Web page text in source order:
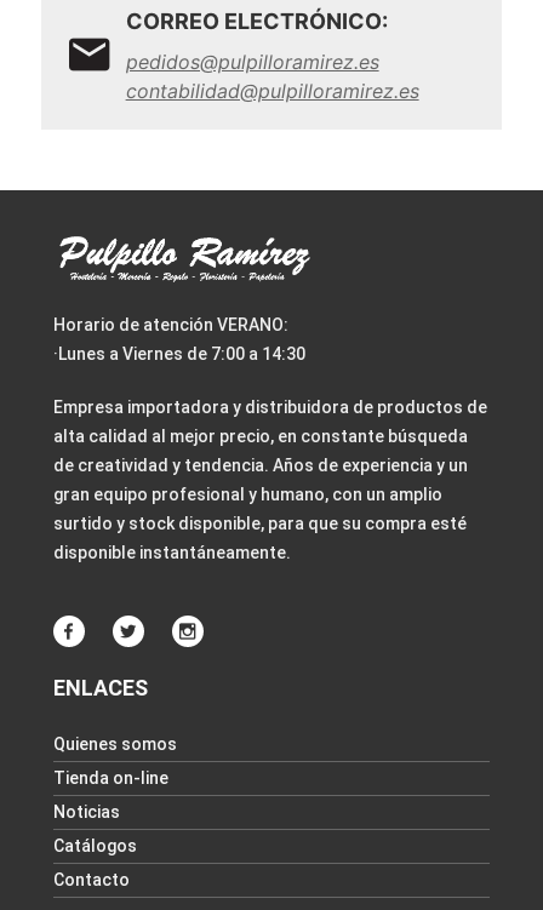
CORREO ELECTRÓNICO:
pedidos@pulpilloramirez.es
contabilidad@pulpilloramirez.es
Horario de atención VERANO:
·Lunes a Viernes de 7:00 a 14:30
Empresa importadora y distribuidora de productos de
alta calidad al mejor precio, en constante búsqueda
de creatividad y tendencia. Años de experiencia y un
gran equipo profesional y humano, con un amplio
surtido y stock disponible, para que su compra esté
disponible instantáneamente.
ENLACES
Quienes somos
Tienda on-line
Noticias
Catálogos
Contacto